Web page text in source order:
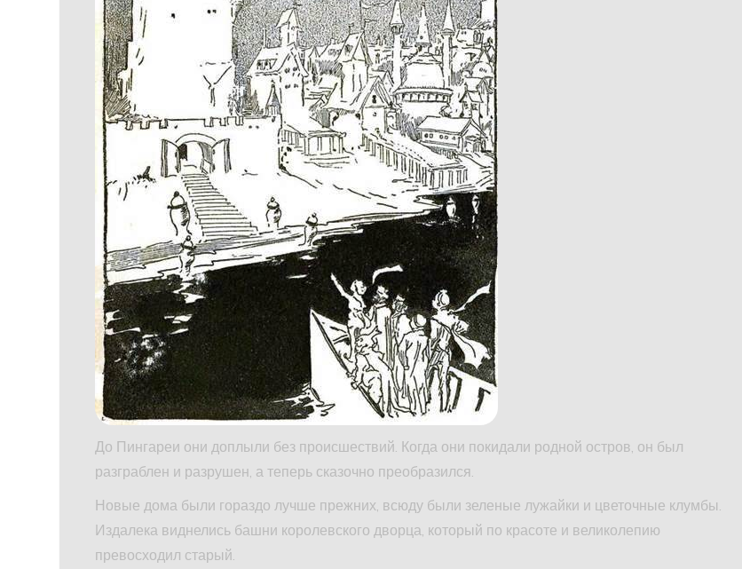
До Пингареи они доплыли без происшествий. Когда они покидали родной остров, он был
разграблен и разрушен, а теперь сказочно преобразился.
Новые дома были гораздо лучше прежних, всюду были зеленые лужайки и цветочные клумбы.
Издалека виднелись башни королевского дворца, который по красоте и великолепию
превосходил старый.